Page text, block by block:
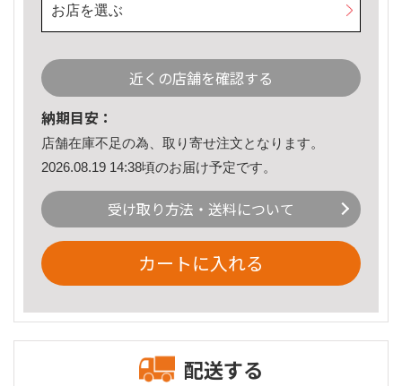
お店を選ぶ
近くの店舗を確認する
納期目安：
店舗在庫不足の為、取り寄せ注文となります。
2026.08.19 14:38頃のお届け予定です。
受け取り方法・送料について
カートに入れる
配送する